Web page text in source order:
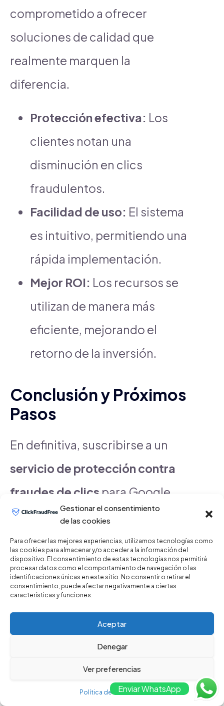
Gestionar el consentimiento
de las cookies
Para ofrecer las mejores experiencias, utilizamos tecnologías como
las cookies para almacenar y/o acceder a la información del
dispositivo. El consentimiento de estas tecnologías nos permitirá
procesar datos como el comportamiento de navegación o las
identificaciones únicas en este sitio. No consentir o retirar el
consentimiento, puede afectar negativamente a ciertas
características y funciones.
Aceptar
Denegar
Ver preferencias
Política de Privacidad
comprometido a ofrecer
soluciones de calidad que
realmente marquen la
diferencia.
Protección efectiva: Los
clientes notan una
disminución en clics
fraudulentos.
Facilidad de uso: El sistema
es intuitivo, permitiendo una
rápida implementación.
Mejor ROI: Los recursos se
utilizan de manera más
eficiente, mejorando el
retorno de la inversión.
Conclusión y Próximos
Pasos
En definitiva, suscribirse a un
servicio de protección contra
fraudes de clics para Google
Ads es una decisión estratégica
que puede ayudar a maximizar el
retorno de inversión en
publicidad digital. Al
implementar herramientas
avanzadas de detección de
que cada clic en tus anuncios
Enviar WhatsApp